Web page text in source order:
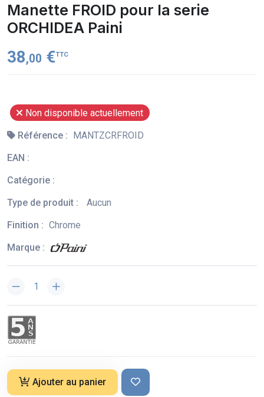
Manette FROID pour la serie
ORCHIDEA Paini
38,00 €TTC
Non disponible actuellement
Référence : MANTZCRFROID
EAN :
Catégorie :
Type de produit :
Aucun
Finition : Chrome
Marque :
Ajouter au panier